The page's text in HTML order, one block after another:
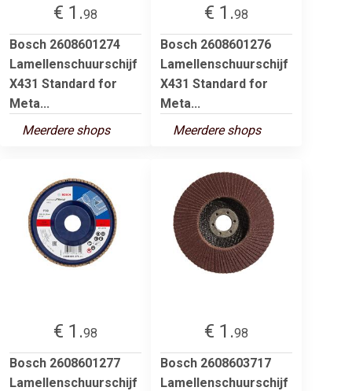
€ 1.98
Bosch 2608601274
Lamellenschuurschijf
X431 Standard for
Meta...
Meerdere shops
€ 1.98
Bosch 2608601276
Lamellenschuurschijf
X431 Standard for
Meta...
Meerdere shops
€ 1.98
Bosch 2608601277
Lamellenschuurschijf
€ 1.98
Bosch 2608603717
Lamellenschuurschijf